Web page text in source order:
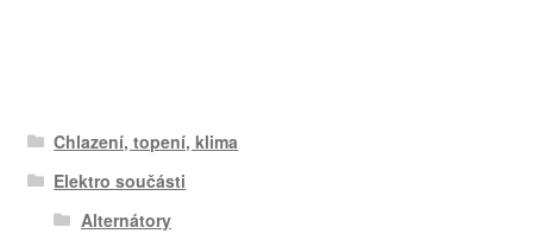
Chlazení, topení, klima
Elektro součásti
Alternátory